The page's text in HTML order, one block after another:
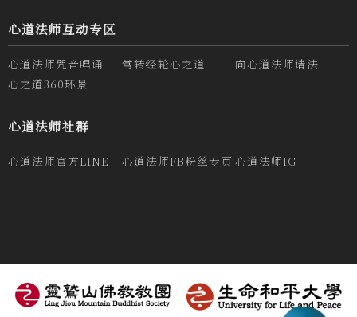
心道法师互动专区
心道法师咒音唱诵 常转经轮心之道
向心道法师请法
心之道360环景
心道法师社群
心道法师官方LINE 心道法师FB粉丝专页 心道法师IG